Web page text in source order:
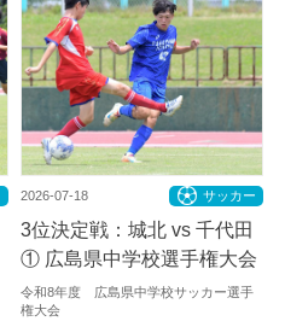
2026-07-18 サッカー
3位決定戦：城北 vs 千代田
① 広島県中学校選手権大会
令和8年度 広島県中学校サッカー選手
権大会